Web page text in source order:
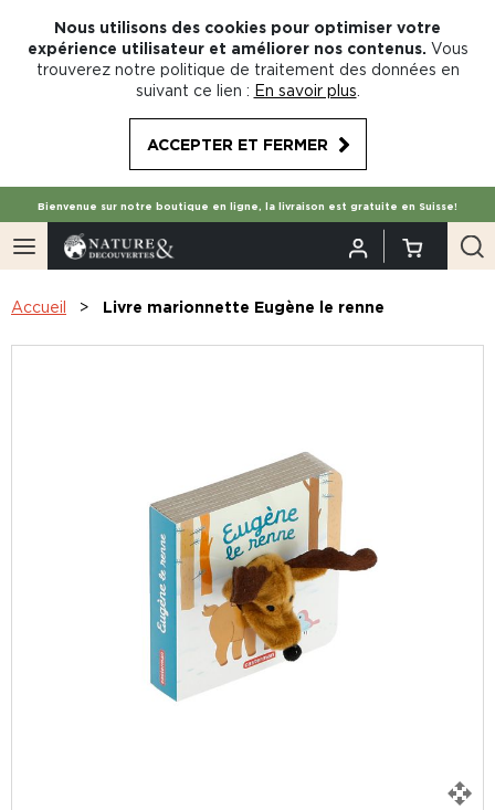
Nous utilisons des cookies pour optimiser votre
expérience utilisateur et améliorer nos contenus. Vous
trouverez notre politique de traitement des données en
suivant ce lien : En savoir plus
ACCEPTER ET FERMER
Bienvenue sur notre boutique en ligne, la livraison est gratuite en Suisse!
Accueil Livre marionnette Eugène le renne